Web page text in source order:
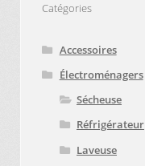
Catégories
Accessoires
Électroménagers
Sécheuse
Réfrigérateur
Laveuse